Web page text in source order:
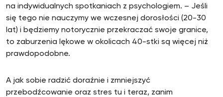
na indywidualnych spotkaniach z psychologiem. – Jeśli
się tego nie nauczymy we wczesnej dorosłości (20-30
lat) i będziemy notorycznie przekraczać swoje granice,
to zaburzenia lękowe w okolicach 40-stki są więcej niż
prawdopodobne.
A jak sobie radzić doraźnie i zmniejszyć
przebodźcowanie oraz stres tu i teraz, zanim